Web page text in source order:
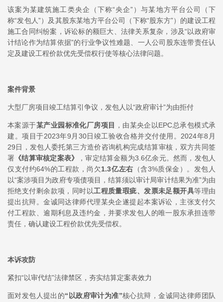
该案为某建筑施工类央企（下称“央企”）与某地方平台公司（下
称“发包人”）及其股东某地方平台公司（下称“股东方”）的建设工程
施工合同纠纷案，诉讼标的额巨大、法律关系复杂，涉及“以政府审
计结论作为结算依据”的行业争议性难题、一人公司股东连带责任认
定及建设工程价款优先受偿权行使等核心法律问题。
案件背景
大型厂房项目竣工结算引争议，发包人以“政府审计”为由拒付
本案源于某产业园标准化厂房项目
，由某央企以EPC总承包模式承
建。项目于2023年9月30日竣工验收合格并交付使用。2024年8月
29日，发包人委托第三方造价咨询机构完成结算审核，双方共同签
署 《结算审核定案表》
，审定结算金额为3.6亿余元。然而，发包人
仅支付约64%的工程款，尚欠1.3亿左右 （含3%质保金）。发包人
以“案涉项目为政府专项债项目，结算须以审计局审计结果为准”为由
拒绝支付剩余款项，同时以工程质量瑕疵、发票未足额开具等理由
提出抗辩。金诚同达律师代理某央企遂提起本案诉讼，主张支付欠
付工程款、逾期利息及违约金，并要求发包人的唯一股东承担连带
责任，确认建设工程价款优先受偿权。
本诉攻防
紧扣“以审代结”法律禁区，夯实结算定案表效力
面对发包人提出的“以政府审计为准”核心抗辩，金诚同达律师团队